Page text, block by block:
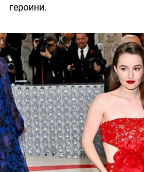
героини.